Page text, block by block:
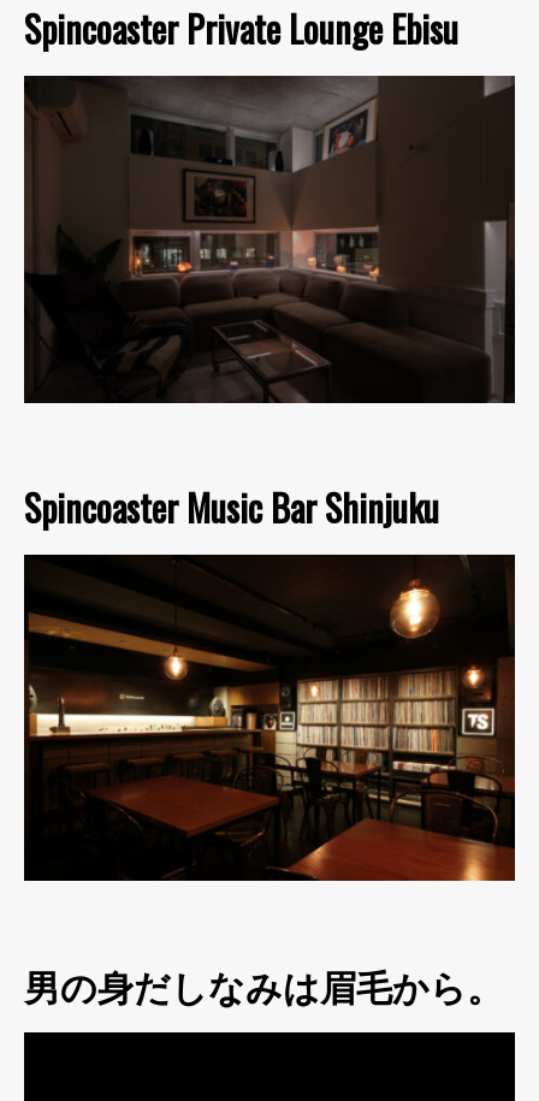
Spincoaster Private Lounge Ebisu
Spincoaster Music Bar Shinjuku
男の身だしなみは眉毛から。